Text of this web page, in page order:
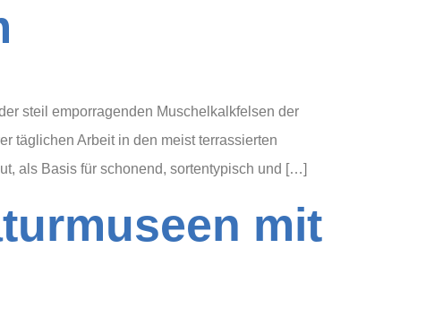
steil emporragenden Muschelkalkfelsen der
täglichen Arbeit in den meist terrassierten
als Basis für schonend, sortentypisch und […]
mit